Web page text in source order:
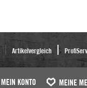
Artikelvergleich
MEIN KONTO MEINE